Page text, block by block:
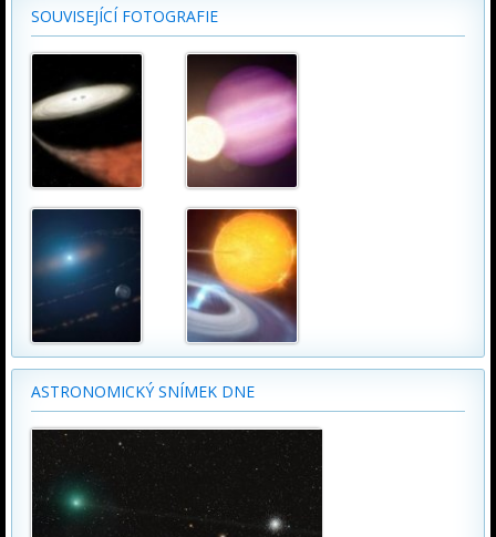
SOUVISEJÍCÍ FOTOGRAFIE
ASTRONOMICKÝ SNÍMEK DNE